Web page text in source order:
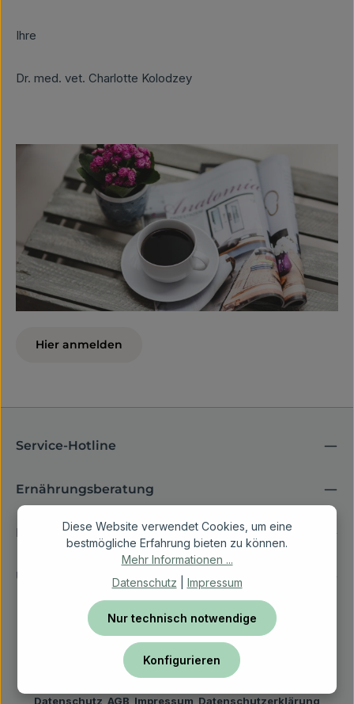
Ihre
Dr. med. vet. Charlotte Kolodzey
Hier anmelden
Service-Hotline
Ernährungsberatung
Rechtliches
Über Vetfoodcoach
Datenschutz AGB Impressum Datenschutzerklärung
Diese Website verwendet Cookies, um eine
bestmögliche Erfahrung bieten zu können.
Mehr Informationen ...
Datenschutz
Impressum
Nur technisch notwendige
Konfigurieren